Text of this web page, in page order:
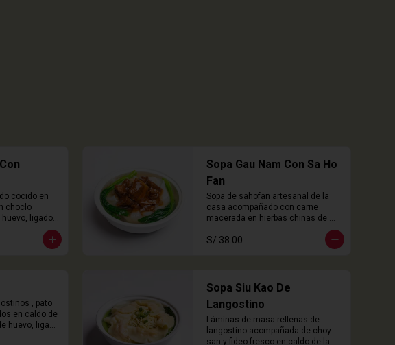
cocido en
choclo
ligado
Sopa Gau Nam Con Sa Ho
Fan
Sopa de sahofan artesanal de la
casa acompañado con carne
macerada en hierbas chinas de
S/ 38.00
, pato
en caldo de
huevo, ligado
Sopa Siu Kao De
Langostino
Láminas de masa rellenas de
langostino acompañada de choy
san y fideo fresco en caldo de la